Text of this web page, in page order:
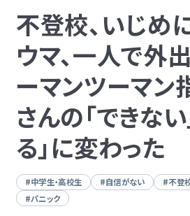
児童発達支
放課後等デイサ
不登校、いじめ
ウマ、一人で外
ーマンツーマン
さんの「できない
る」に変わった
#中学生・高校生 #自信がない #不登
#パニック